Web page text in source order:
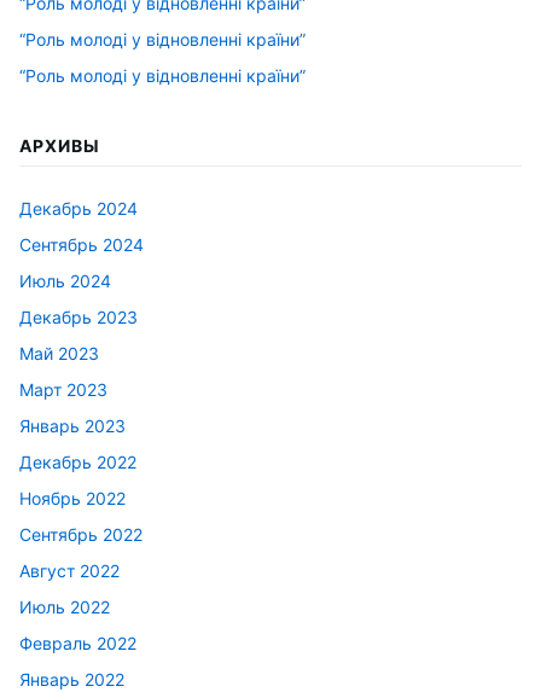
“Роль молоді у відновленні країни”
“Роль молоді у відновленні країни”
АРХИВЫ
Декабрь 2024
Сентябрь 2024
Июль 2024
Декабрь 2023
Май 2023
Март 2023
Январь 2023
Декабрь 2022
Ноябрь 2022
Сентябрь 2022
Август 2022
Июль 2022
Февраль 2022
Январь 2022